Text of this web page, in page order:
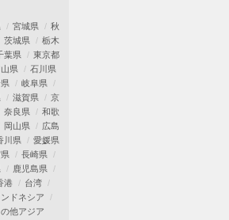
宮城県
秋
茨城県
栃木
葉県
東京都
県
石川県
岐阜県
滋賀県
京
奈良県
和歌
岡山県
広島
川県
愛媛県
長崎県
鹿児島県
港
台湾
ンドネシア
の他アジア